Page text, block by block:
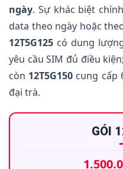
5. Có SIM data không
7. Điều kiện và cách
8. Câu hỏi thường gặp
ngày. Sự khác biệt
data theo ngày hoặc
12T5G125 có dung
yêu cầu SIM đủ điều kiện;
còn 12T5G150 cung cấp
đại trà.
GÓI